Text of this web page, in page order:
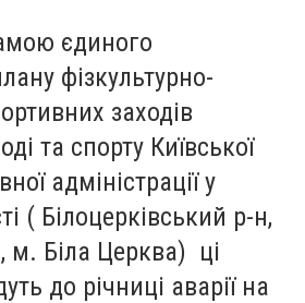
єдиного
фізкультурно-
заходів
та спорту Київської
адміністрації у
( Білоцерківський р-н,
м. Біла Церква) ці
до річниці аварії на